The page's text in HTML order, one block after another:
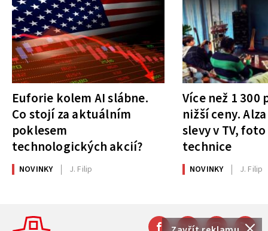
Euforie kolem AI slábne.
Co stojí za aktuálním
poklesem
technologických akcií?
NOVINKY J. Filip
Více než 1
nižší ceny.
slevy v TV,
technice
NOVINKY J. Filip